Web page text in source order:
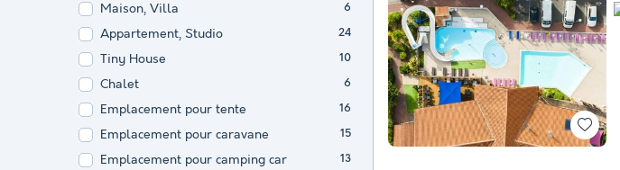
Maison, Villa 6
Appartement, Studio 24
Tiny House 10
Chalet 6
Emplacement pour tente 16
Emplacement pour caravane 15
Emplacement pour camping car 13